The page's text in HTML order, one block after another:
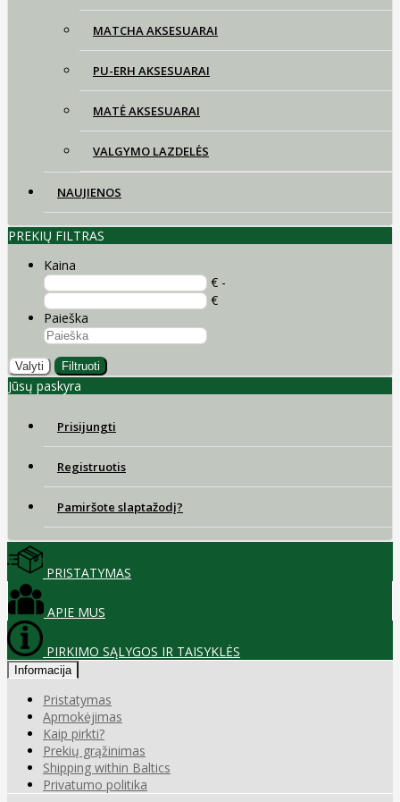
MATCHA AKSESUARAI
PU-ERH AKSESUARAI
MATĖ AKSESUARAI
VALGYMO LAZDELĖS
NAUJIENOS
PREKIŲ FILTRAS
Kaina
€ -
€
Paieška
Valyti Filtruoti
Jūsų paskyra
Prisijungti
Registruotis
Pamiršote slaptažodį?
PRISTATYMAS
APIE MUS
PIRKIMO SĄLYGOS IR TAISYKLĖS
Informacija
Pristatymas
Apmokėjimas
Kaip pirkti?
Prekių grąžinimas
Shipping within Baltics
Privatumo politika